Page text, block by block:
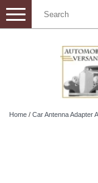
Toggle
navigation
Home / Car Antenna Adapter